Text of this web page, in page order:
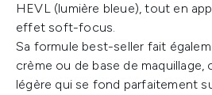
HEVL (lumière bleue), tout en
effet soft-focus.
Sa formule best-seller fait
crème ou de base de
légère qui se fond parfaitement